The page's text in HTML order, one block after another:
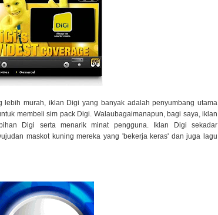
lebih murah, iklan Digi yang banyak adalah penyumbang utama
membeli sim pack Digi. Walaubagaimanapun, bagi saya, iklan
Digi serta menarik minat pengguna. Iklan Digi sekadar
maskot kuning mereka yang 'bekerja keras' dan juga lagu